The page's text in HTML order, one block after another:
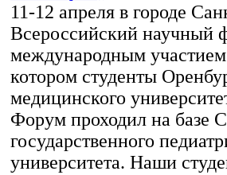
11-12 апреля в городе
Всероссийский научный
международным
котором студенты
медицинского
Форум проходил на базе
государственного
университета. Наши